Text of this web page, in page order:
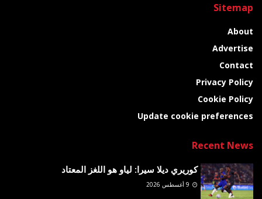
Sitemap
About
Advertise
Contact
Privacy Policy
Cookie Policy
Update cookie preferences
Recent News
كوريري ديلا سيرا: لياو هو اللغز المعتاد